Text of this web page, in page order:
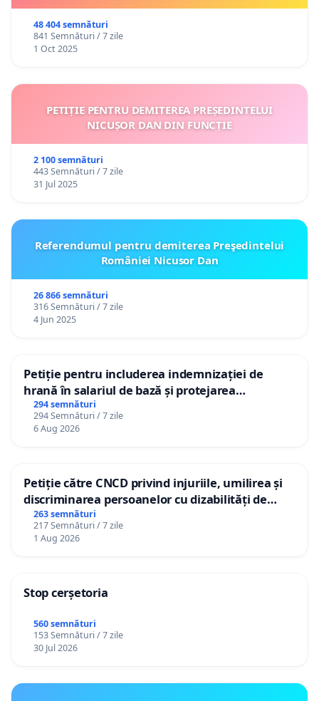
48 404 semnături
841 Semnături / 7 zile
1 Oct 2025
PETIȚIE PENTRU DEMITEREA PREȘEDINTELUI
NICUȘOR DAN DIN FUNCȚIE
2 100 semnături
443 Semnături / 7 zile
31 Jul 2025
Referendumul pentru demiterea Preşedintelui
României Nicusor Dan
26 866 semnături
316 Semnături / 7 zile
4 Jun 2025
Petiție pentru includerea indemnizației de
hrană în salariul de bază și protejarea
gradațiilor de vechime pentru asistenții
personali
294 semnături
294 Semnături / 7 zile
6 Aug 2026
Petiție către CNCD privind injuriile, umilirea și
discriminarea persoanelor cu dizabilități de
către utilizatorul TikTok „Gorici”
263 semnături
217 Semnături / 7 zile
1 Aug 2026
Stop cerșetoria
560 semnături
153 Semnături / 7 zile
30 Jul 2026